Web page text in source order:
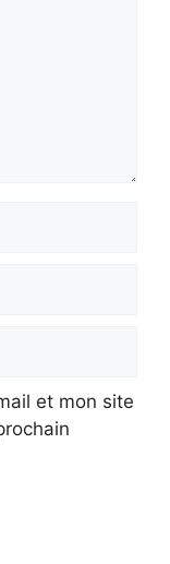
et mon site